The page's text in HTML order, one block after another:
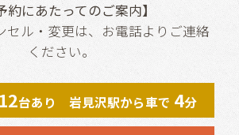
約にあたってのご案内】
セル・変更は、お電話よりご連絡
ください。
12台あり 岩見沢駅から車で 4分